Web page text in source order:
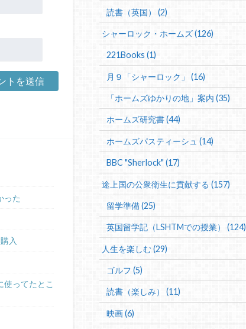
った
入
ってたとこ
読書（英国） (2)
シャーロック・ホームズ (126)
221Books (1)
月９「シャーロック」 (16)
「ホームズゆかりの地」案内 (35)
ホームズ研究書 (44)
ホームズパスティーシュ (14)
BBC "Sherlock" (17)
途上国の公衆衛生に貢献する (157)
留学準備 (25)
英国留学記（LSHTMでの授業） (124)
人生を楽しむ (29)
ゴルフ (5)
読書（楽しみ） (11)
映画 (6)